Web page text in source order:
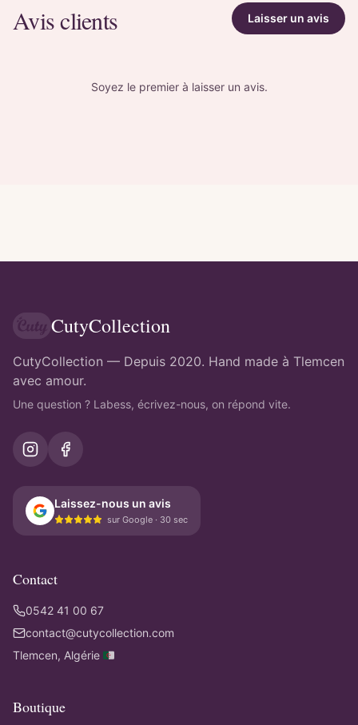
Avis clients Laisser un avis
Soyez le premier à laisser un avis.
CutyCollection
CutyCollection — Depuis 2020. Hand made à Tlemcen
avec amour.
Une question ? Labess, écrivez-nous, on répond vite.
Laissez-nous un avis
sur Google · 30 sec
Contact
0542 41 00 67
contact@cutycollection.com
Tlemcen, Algérie 🇩🇿
Boutique